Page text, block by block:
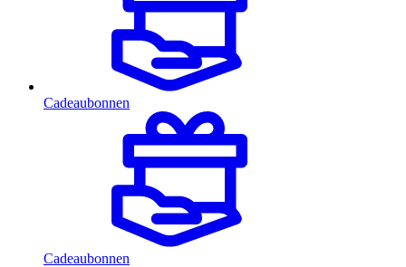
Cadeaubonnen
Cadeaubonnen